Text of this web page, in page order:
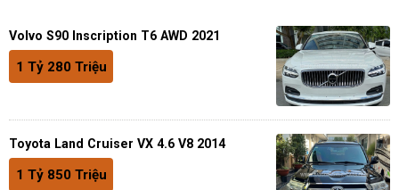
Volvo S90 Inscription T6 AWD 2021
1 Tỷ 280 Triệu
Toyota Land Cruiser VX 4.6 V8 2014
1 Tỷ 850 Triệu